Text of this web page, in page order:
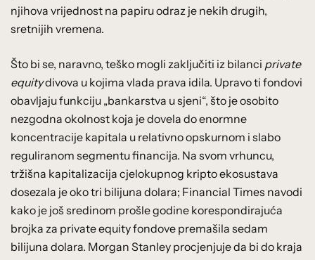
njihova vrijednost na papiru odraz je nekih drugih,
sretnijih vremena.
Što bi se, naravno, teško mogli zaključiti iz bilanci private
equitydivova u kojima vlada prava idila. Upravo ti fondovi
obavljaju funkciju „bankarstva u sjeni“, što je osobito
nezgodna okolnost koja je dovela do enormne
koncentracije kapitala u relativno opskurnom i slabo
reguliranom segmentu financija. Na svom vrhuncu,
tržišna kapitalizacija cjelokupnog kripto ekosustava
dosezala je oko tri bilijuna dolara; Financial Times navodi
kako je još sredinom prošle godine korespondirajuća
brojka za private equity fondove premašila sedam
bilijuna dolara. Morgan Stanley procjenjuje da bi do kraja